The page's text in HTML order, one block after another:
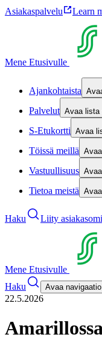
Asiakaspalvelu Learn
Mene Etusivulle
Ajankohtaista
Palvelut Avaa lista
S-Etukortti Avaa
Töissä meillä
Vastuullisuus
Tietoa meistä
Haku Liity
Mene Etusivulle
Haku
Avaa navigaatio
22.5.2026